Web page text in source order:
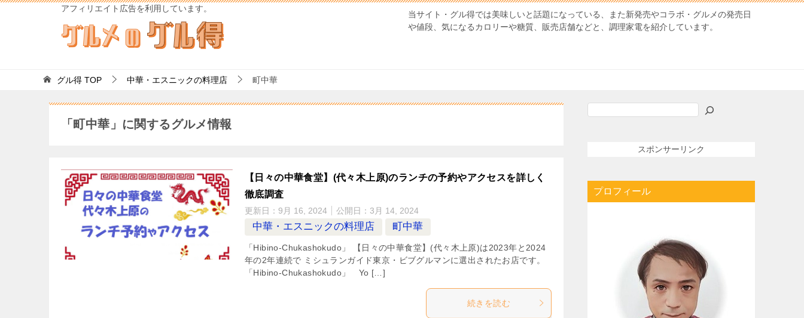
アフィリエイト広告を利用しています。
当サイト・グル得では美味しいと話題になっている、また新発売やコラボ・グルメの発売日
や値段、気になるカロリーや糖質、販売店舗などと、調理家電を紹介しています。
グル得 TOP 中華・エスニックの料理店 町中華
「町中華」に関するグルメ情報
【日々の中華食堂】(代々木上原)のランチの予約やアクセスを詳しく
徹底調査
更新日： 9月 16, 2024 公開日： 3月 14, 2024
中華・エスニックの料理店 町中華
「Hibino-Chukashokudo」 【日々の中華食堂】(代々木上原)は2023年と2024
年の2年連続で ミシュランガイド東京・ビブグルマンに選出されたお店です。
「Hibino-Chukashokudo」 Yo […]
続きを読む
スポンサーリンク
プロフィール